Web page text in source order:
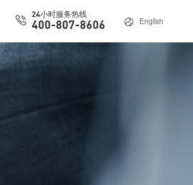
English
24小时服务热线
400-807-8606